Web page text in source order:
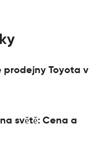
prodejny Toyota v
světě: Cena a